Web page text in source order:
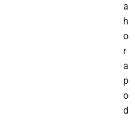
a
h
o
r
a
p
o
d